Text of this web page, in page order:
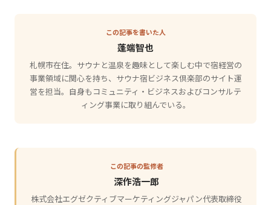
この記事を書いた人
蓬端智也
札幌市在住。サウナと温泉を趣味として楽しむ中で宿経営の
事業領域に関心を持ち、サウナ宿ビジネス倶楽部のサイト運
営を担当。自身もコミュニティ・ビジネスおよびコンサルテ
ィング事業に取り組んでいる。
この記事の監修者
深作浩一郎
株式会社エグゼクティブマーケティングジャパン代表取締役